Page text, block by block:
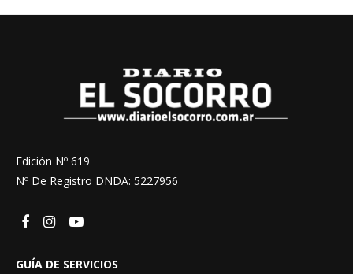
Edición Nº 619
Nº De Registro DNDA: 5227956
GUÍA DE SERVICIOS